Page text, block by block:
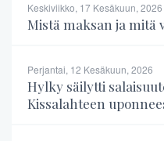
Keskiviikko, 17 Kesäkuun, 2026
Mistä maksan ja mitä
Perjantai, 12 Kesäkuun, 2026
Hylky säilytti
Kissalahteen